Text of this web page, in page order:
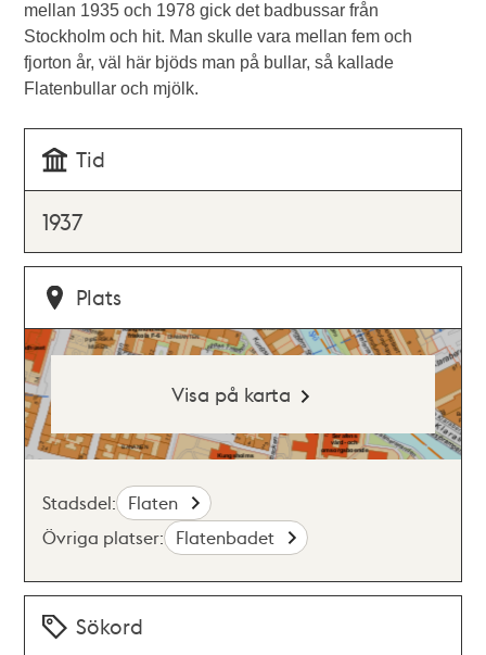
mellan 1935 och 1978 gick det badbussar från
Stockholm och hit. Man skulle vara mellan fem och
fjorton år, väl här bjöds man på bullar, så kallade
Flatenbullar och mjölk.
Tid
1937
Plats
Visa på karta
Stadsdel: Flaten
Övriga platser: Flatenbadet
Sökord